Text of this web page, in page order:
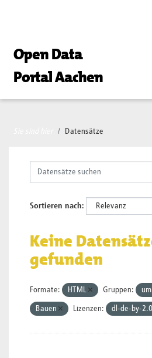
Open Data
Portal Aachen
Datensätze
Sortieren nach
Keine
gefunden
Formate: HTML Gruppen:
Bauen Lizenzen: dl-de-by-2.0